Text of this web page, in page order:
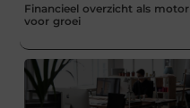
Financieel overzicht als motor
voor groei